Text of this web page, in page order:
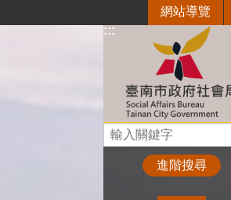
:::
網站導覽
搜尋
進階搜尋